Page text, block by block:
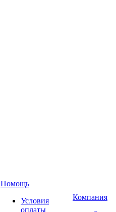
Помощь
Условия
оплаты
Компания